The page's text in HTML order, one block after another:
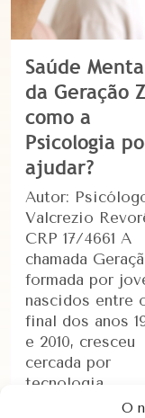
O
Saúde
da Geração
como a
Psicologia
ajudar?
Autor:
Valcrezio
CRP 17/4661 A
chamada
formada por
nascidos entre
final dos anos
e 2010, cresceu
cercada por
tecnologia,
informação